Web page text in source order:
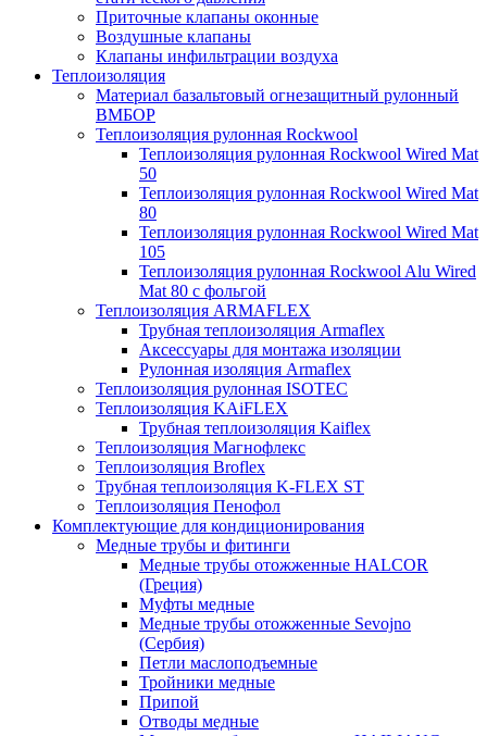
Приточные клапаны оконные
Воздушные клапаны
Клапаны инфильтрации воздуха
Теплоизоляция
Материал базальтовый огнезащитный рулонный
ВМБОР
Теплоизоляция рулонная Rockwool
Теплоизоляция рулонная Rockwool Wired Mat
50
Теплоизоляция рулонная Rockwool Wired Mat
80
Теплоизоляция рулонная Rockwool Wired Mat
105
Теплоизоляция рулонная Rockwool Alu Wired
Mat 80 с фольгой
Теплоизоляция ARMAFLEX
Трубная теплоизоляция Armaflex
Аксессуары для монтажа изоляции
Рулонная изоляция Armaflex
Теплоизоляция рулонная ISOTEC
Теплоизоляция KAiFLEX
Трубная теплоизоляция Kaiflex
Теплоизоляция Магнофлекс
Теплоизоляция Broflex
Трубная теплоизоляция K-FLEX ST
Теплоизоляция Пенофол
Комплектующие для кондиционирования
Медные трубы и фитинги
Медные трубы отожженные HALCOR
(Греция)
Муфты медные
Медные трубы отожженные Sevojno
(Сербия)
Петли маслоподъемные
Тройники медные
Припой
Отводы медные